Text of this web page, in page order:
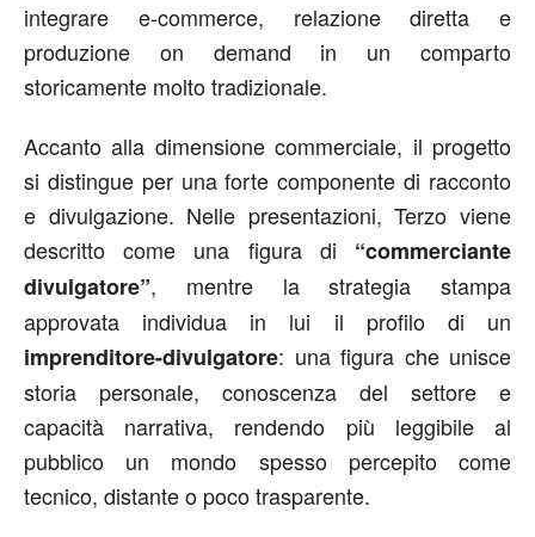
integrare e-commerce, relazione diretta e
produzione on demand in un comparto
storicamente molto tradizionale.
Accanto alla dimensione commerciale, il progetto
si distingue per una forte componente di racconto
e divulgazione. Nelle presentazioni, Terzo viene
descritto come una figura di “commerciante
divulgatore”, mentre la strategia stampa
approvata individua in lui il profilo di un
imprenditore-divulgatore: una figura che unisce
storia personale, conoscenza del settore e
capacità narrativa, rendendo più leggibile al
pubblico un mondo spesso percepito come
tecnico, distante o poco trasparente.